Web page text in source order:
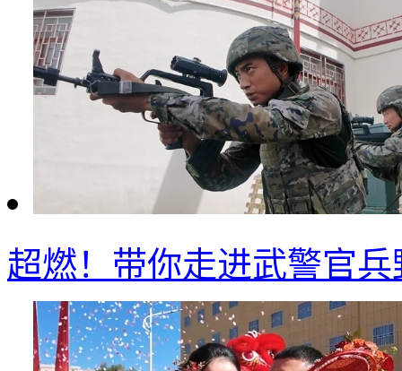
超燃！带你走进武警官